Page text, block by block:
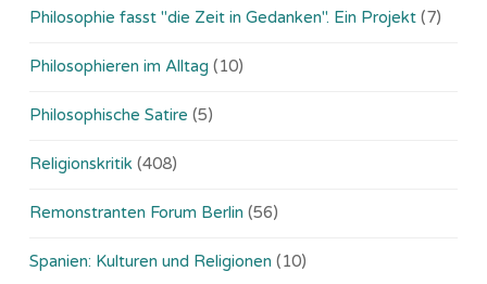
Philosophie fasst "die Zeit in Gedanken". Ein Projekt (7)
Philosophieren im Alltag (10)
Philosophische Satire (5)
Religionskritik (408)
Remonstranten Forum Berlin (56)
Spanien: Kulturen und Religionen (10)